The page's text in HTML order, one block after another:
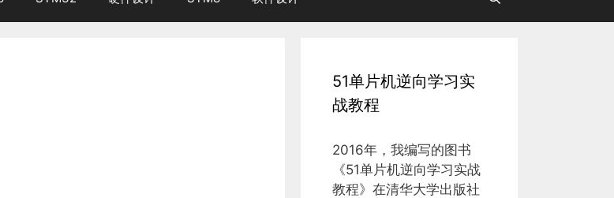
51单片机逆向学习实
战教程
2016年，我编写的图书
《51单片机逆向学习实战
教程》在清华大学出版社